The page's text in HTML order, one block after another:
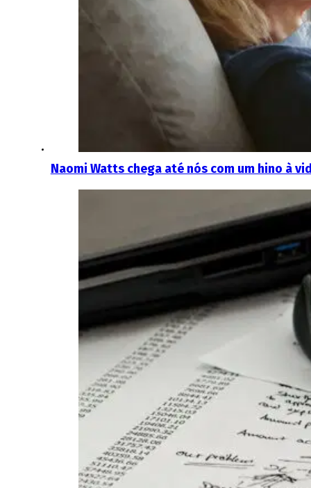
Naomi Watts chega até nós com um hino à